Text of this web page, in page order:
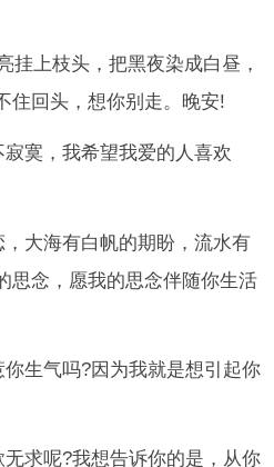
挂上枝头，把黑夜染成白昼，
住回头，想你别走。晚安!
寞，我希望我爱的人喜欢
大海有白帆的期盼，流水有
思念，愿我的思念伴随你生活
生气吗?因为我就是想引起你
求呢?我想告诉你的是，从你